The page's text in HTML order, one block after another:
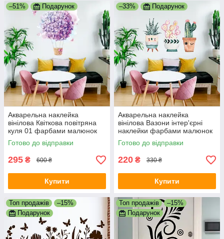
–51% Подарунок
Акварельна наклейка
вінілова Квіткова повітряна
куля 01 фарбами малюнок
ПВХ 550х680мм матова
Готово до відправки
295 ₴ 600 ₴
Купити
–33% Подарунок
Акварельна наклейка
вінілова Вазони інтер'єрні
наклейки фарбами малюнок
ПВХ 540х390мм матова
Готово до відправки
220 ₴ 330 ₴
Купити
Топ продажів
–15%
Подарунок
Топ продажів
–15%
Подарунок